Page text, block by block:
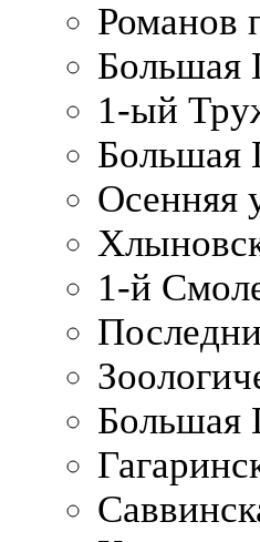
Романов
Большая
1-ый
Большая
Осенняя
1-й
Большая